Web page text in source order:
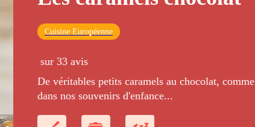
Cuisine Européenne
sur 33 avis
De véritables petits caramels au chocolat, comme
dans nos souvenirs d'enfance...